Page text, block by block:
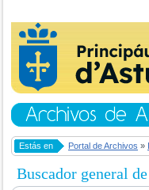
Estás en Portal de Archivos »
Buscador general